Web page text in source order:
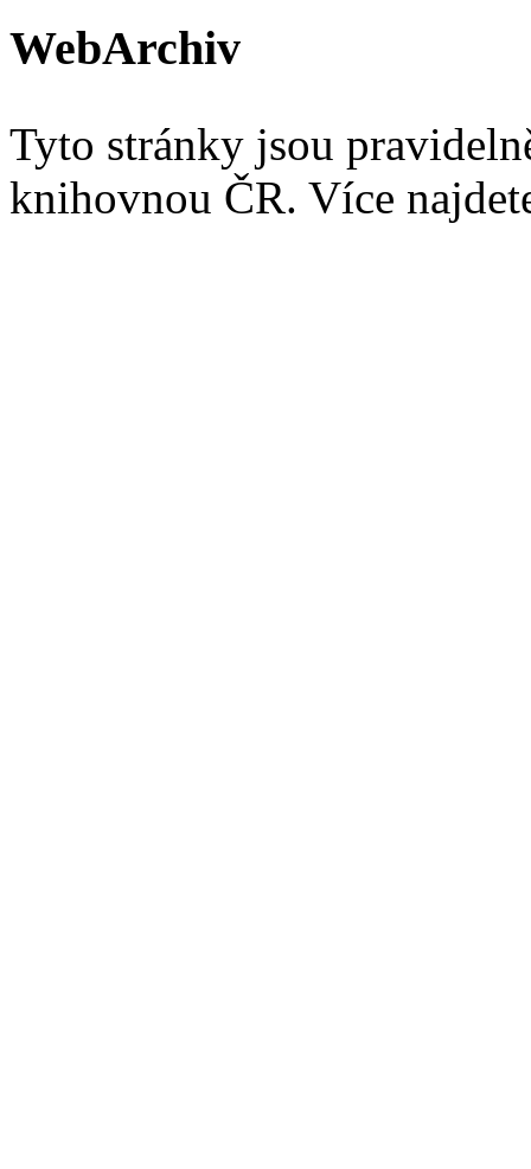
WebArchiv
Tyto stránky jsou
knihovnou ČR. Více